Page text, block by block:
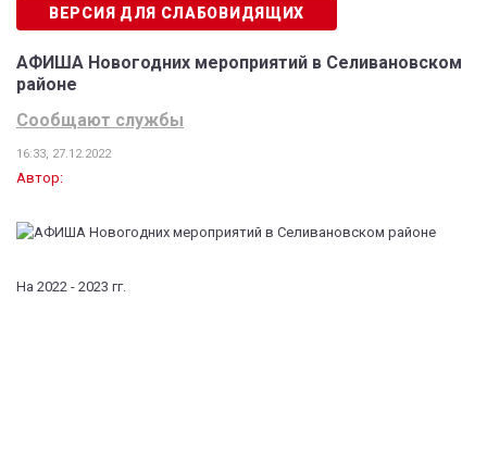
ВЕРСИЯ ДЛЯ СЛАБОВИДЯЩИХ
АФИША Новогодних мероприятий в Селивановском
районе
Сообщают службы
16:33, 27.12.2022
Автор:
На 2022 - 2023 гг.